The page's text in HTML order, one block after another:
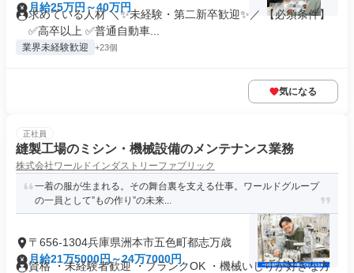
月給25万円～40万円
求めている人材 ＼✨未経験・第二新卒歓迎✨／ 【必須条件】
✅高卒以上 ✅普通自動車...
業界未経験歓迎 +23個
気になる
正社員
縫製工場のミシン・機械設備のメンテナンス業務
株式会社ワールドインダストリーファブリック
一着の服が生まれる。その舞台裏を支える仕事。ワールドグループ
の一員として”もの作り”の未来...
〒656-1304兵庫県洲本市五色町都志万歳
月給21万5000円～24万7000円
資格 ・未経験者歓迎 ・ブランクOK ・機械いじりが好きな方